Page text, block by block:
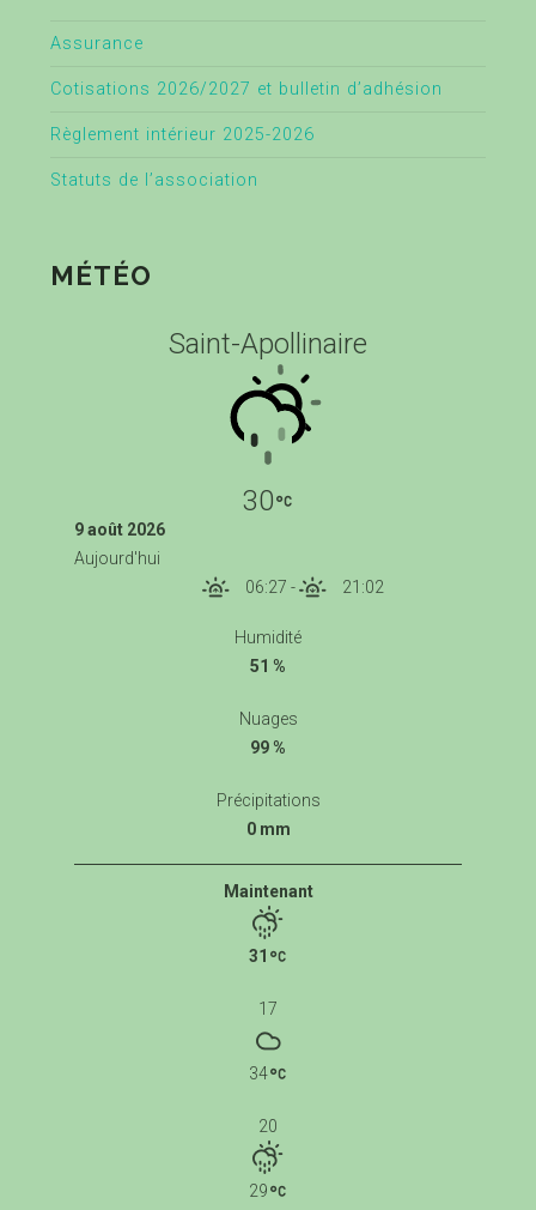
Assurance
Cotisations 2026/2027 et bulletin d’adhésion
Règlement intérieur 2025-2026
Statuts de l’association
MÉTÉO
Saint-Apollinaire
30
9 août 2026
Aujourd'hui
06:27 - 21:02
Humidité
51 %
Nuages
99 %
Précipitations
0 mm
Maintenant
31
17
34
20
29